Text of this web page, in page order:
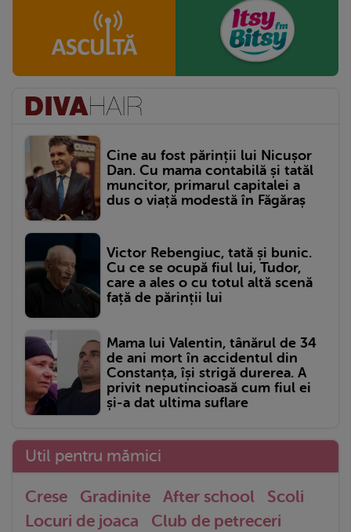
Cine au fost părinții lui Nicușor
Dan. Cu mama contabilă și tatăl
muncitor, primarul capitalei a
dus o viață modestă în Făgăraș
Victor Rebengiuc, tată și bunic.
Cu ce se ocupă fiul lui, Tudor,
care a ales o cu totul altă scenă
față de părinții lui
Mama lui Valentin, tânărul de 34
de ani mort în accidentul din
Constanța, își strigă durerea. A
privit neputincioasă cum fiul ei
și-a dat ultima suflare
Util pentru mămici
Crese Gradinite After school
Scoli
Locuri de joaca
Club de petreceri